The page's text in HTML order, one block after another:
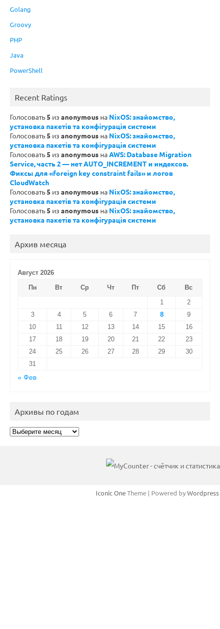
Golang
Groovy
PHP
Java
PowerShell
Recent Ratings
Голосовать5 из anonymous на NixOS: знайомство,
установка пакетів та конфігурація системи
Голосовать5 из anonymous на NixOS: знайомство,
установка пакетів та конфігурація системи
Голосовать5 из anonymous наAWS: Database Migration
Service, часть 2 — нет AUTO_INCREMENT и индексов.
Фиксы для «foreign key constraint fails» и логов
CloudWatch
Голосовать5 из anonymous на NixOS: знайомство,
установка пакетів та конфігурація системи
Голосовать5 из anonymous на NixOS: знайомство,
установка пакетів та конфігурація системи
Архив месяца
Август 2026
Пн
Вт Ср Чт Пт Сб
Вс
1
2
3
4 5 6 7 8
9
10
11 12 13 14 15
16
17
18 19 20 21 22
23
24
25 26 27 28 29
30
31
« Фев
Архивы по годам
Архивы
Iconic OneTheme | Powered byWordpress